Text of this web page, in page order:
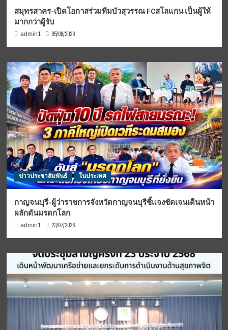
สมุทรสาคร-เปิดโอกาสร่วมทีมบัวสุวรรณ FCสโลแกน เป็นผู้ให้
มากกว่าผู้รับ
admin1 05/08/2026
ข่าวประชาสัมพันธ์ ในประเทศ
กาญจนบุรี-ผู้ว่าราชการจังหวัดกาญจนบุรีชี้แจงชัดเจนเดินหน้า
ผลักดันมรดกโลก
admin1 23/07/2026